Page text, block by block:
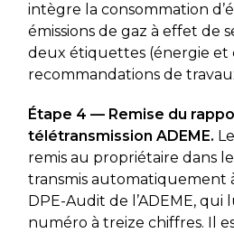
intègre la consommation
émissions de gaz à effet de
deux étiquettes (énergie et
recommandations de
Étape 4 — Remise du
télétransmission ADEME.
remis au propriétaire dans
transmis automatiquement
DPE-Audit de l’ADEME,
numéro à treize chiffres. Il